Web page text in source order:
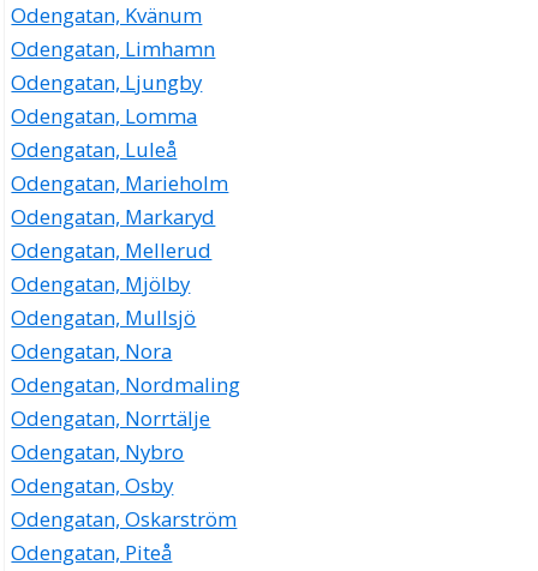
Odengatan, Kvänum
Odengatan, Limhamn
Odengatan, Ljungby
Odengatan, Lomma
Odengatan, Luleå
Odengatan, Marieholm
Odengatan, Markaryd
Odengatan, Mellerud
Odengatan, Mjölby
Odengatan, Mullsjö
Odengatan, Nora
Odengatan, Nordmaling
Odengatan, Norrtälje
Odengatan, Nybro
Odengatan, Osby
Odengatan, Oskarström
Odengatan, Piteå